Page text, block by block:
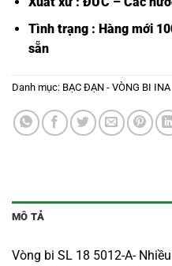
Tình trạng : Hàng mới
sẵn
Danh mục: BẠC ĐẠN - VÒNG BI INA
MÔ TẢ
Vòng bi SL 18 5012-A-